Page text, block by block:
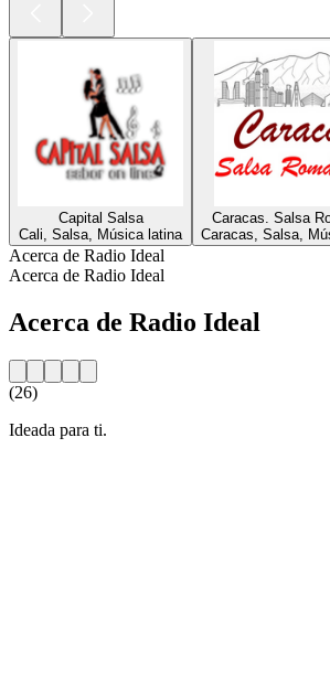
Capital Salsa
Cali, Salsa, Música latina
Caracas. Salsa
Caracas, Salsa,
Acerca de Radio Ideal
Acerca de Radio Ideal
Acerca de Radio Ideal
(26)
Ideada para ti.